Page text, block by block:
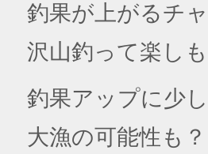
釣果が上がるチ
沢山釣って楽し
釣果アップに少
大漁の可能性も？